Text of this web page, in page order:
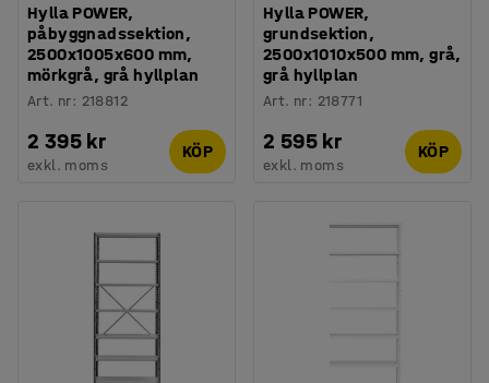
Hylla POWER,
påbyggnadssektion,
2500x1005x600 mm,
mörkgrå, grå hyllplan
Art. nr: 218812
2 395 kr
exkl. moms
KÖP
Hylla POWER,
grundsektion,
2500x1010x500 mm, grå,
grå hyllplan
Art. nr: 218771
2 595 kr
exkl. moms
KÖP